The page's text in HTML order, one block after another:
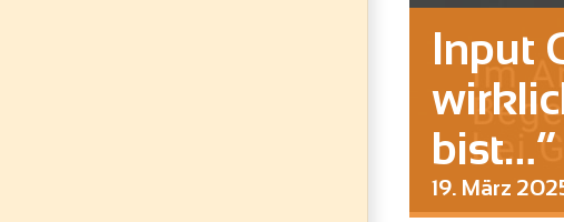
Input
bist…“
19. März